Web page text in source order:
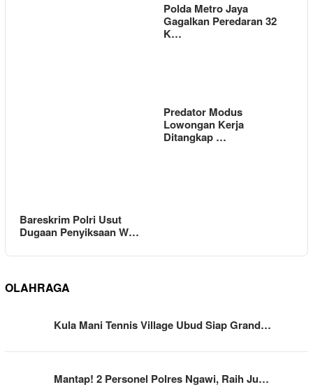
Polda Metro Jaya
Gagalkan Peredaran 32
K…
Bareskrim Polri Usut
Dugaan Penyiksaan W…
Predator Modus
Lowongan Kerja
Ditangkap …
OLAHRAGA
Kula Mani Tennis Village Ubud Siap Grand…
Mantap! 2 Personel Polres Ngawi, Raih Ju…